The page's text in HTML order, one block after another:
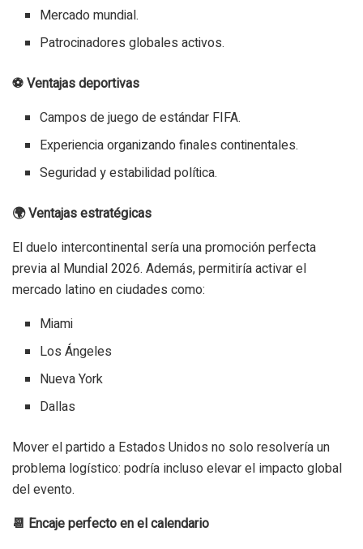
Mercado mundial.
Patrocinadores globales activos.
⚽ Ventajas deportivas
Campos de juego de estándar FIFA.
Experiencia organizando finales continentales.
Seguridad y estabilidad política.
🌍 Ventajas estratégicas
El duelo intercontinental sería una promoción perfecta
previa al Mundial 2026. Además, permitiría activar el
mercado latino en ciudades como:
Miami
Los Ángeles
Nueva York
Dallas
Mover el partido a Estados Unidos no solo resolvería un
problema logístico: podría incluso elevar el impacto global
del evento.
📆 Encaje perfecto en el calendario